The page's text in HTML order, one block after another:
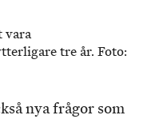
vara
tre år. Foto:
nya frågor som